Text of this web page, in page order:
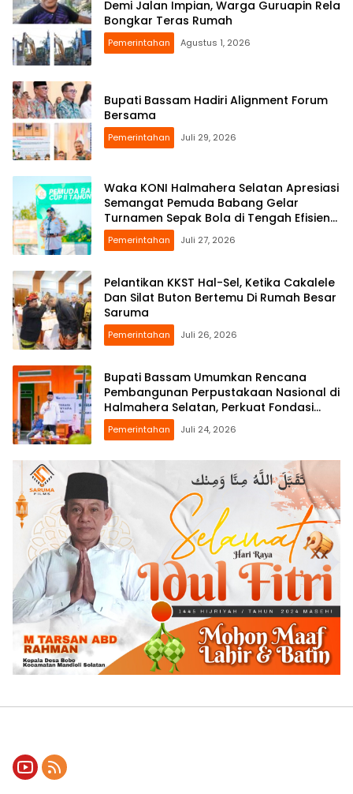
Demi Jalan Impian, Warga Guruapin Rela
Bongkar Teras Rumah
Pemerintahan Agustus 1, 2026
Bupati Bassam Hadiri Alignment Forum
Bersama
Pemerintahan Juli 29, 2026
Waka KONI Halmahera Selatan Apresiasi
Semangat Pemuda Babang Gelar
Turnamen Sepak Bola di Tengah Efisiensi
Anggaran
Pemerintahan Juli 27, 2026
Pelantikan KKST Hal-Sel, Ketika Cakalele
Dan Silat Buton Bertemu Di Rumah Besar
Saruma
Pemerintahan Juli 26, 2026
Bupati Bassam Umumkan Rencana
Pembangunan Perpustakaan Nasional di
Halmahera Selatan, Perkuat Fondasi
Literasi Daerah
Pemerintahan Juli 24, 2026